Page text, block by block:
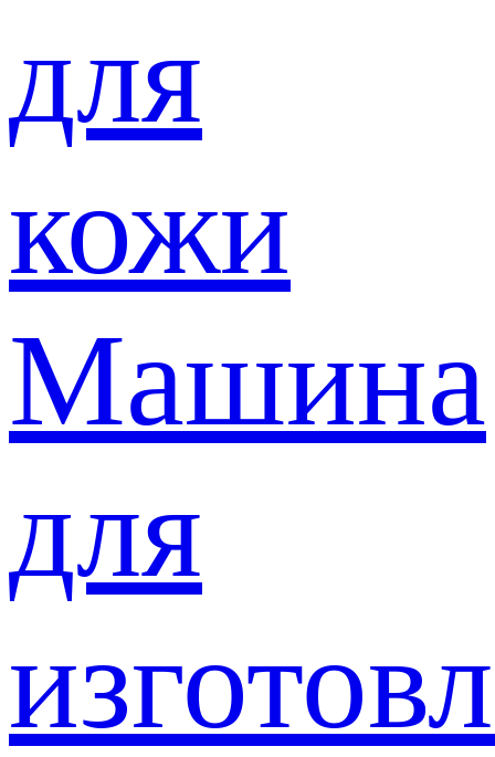
для
кожи
Машина
для